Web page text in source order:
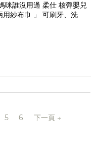
咪誰沒用過 柔仕 核彈嬰兒
紗布巾 」 可刷牙、洗
5 6 下一頁